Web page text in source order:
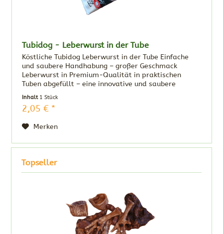
Tubidog - Leberwurst in der Tube
Köstliche Tubidog Leberwurst in der Tube Einfache
und saubere Handhabung – großer Geschmack
Leberwurst in Premium-Qualität in praktischen
Tuben abgefüllt – eine innovative und saubere
Belohnung für alle Hunde. In der Hundeerziehung,
bei...
Inhalt 1 Stück
2,05 € *
Merken
Topseller